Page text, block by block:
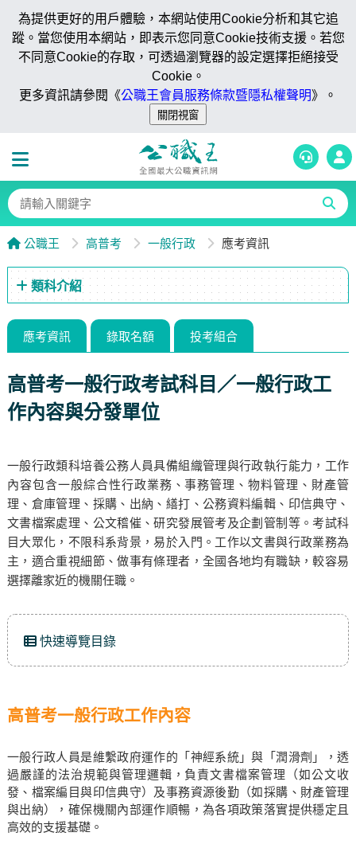
為提供更好的用戶體驗，本網站使用Cookie分析和其它追
蹤。當您使用本網站，即表示您同意Cookie技術支援。若您
不同意Cookie的存取，可透過瀏覽器的設定選擇拒絕接受
Cookie。
更多資訊請參閱《公職王會員服務條款暨隱私權聲明》。
公職王 高普考 一般行政 應考資訊
類科介紹
應考資訊 錄取名額 投考組合
高普考一般行政考試科目／一般行政工
作內容與分發單位
一般行政類科培養公務人員具備組織管理與行政執行能力，工作
內容包含一般綜合性行政業務、事務管理、物料管理、財產管
理、倉庫管理、採購、出納、繕打、公務資料編輯、印信典守、
文書檔案處理、公文稽催、研究發展管考及企劃管制等。考試科
目大眾化，不限科系背景，易於入門。工作以文書與行政業務為
主，適合重視細節、做事有條理者，全國各地均有職缺，較容易
選擇離家近的機關任職。
快速導覽目錄
高普考一般行政工作內容
一般行政人員是維繫政府運作的「神經系統」與「潤滑劑」，透
過嚴謹的法治規範與管理邏輯，負責文書檔案管理（如公文收
發、檔案編目與印信典守）及事務資源後勤（如採購、財產管理
與出納），確保機關內部運作順暢，為各項政策落實提供穩定且
高效的支援基礎。